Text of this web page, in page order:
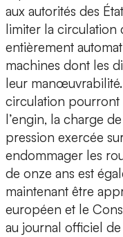
aux autorités des
limiter la circulation
entièrement
machines dont les
leur manœuvrabilité.
circulation pourront
l’engin, la charge
pression exercée
endommager les
de onze ans est
maintenant être
européen et le
au journal officiel de